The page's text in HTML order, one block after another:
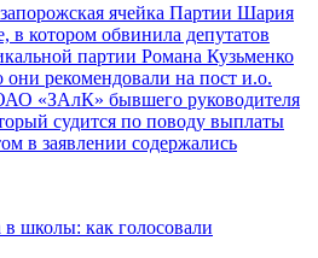
ячейка Партии Шария
в котором обвинила депутатов
партии Романа Кузьменко
рекомендовали на пост и.о.
«ЗАлК» бывшего руководителя
судится по поводу выплаты
в заявлении содержались